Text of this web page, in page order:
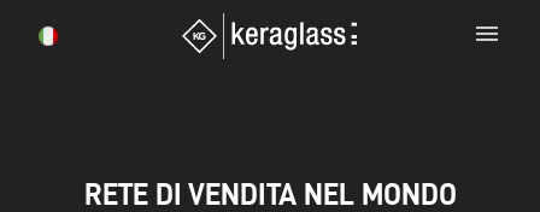
menu
RETE DI VENDITA NEL MONDO